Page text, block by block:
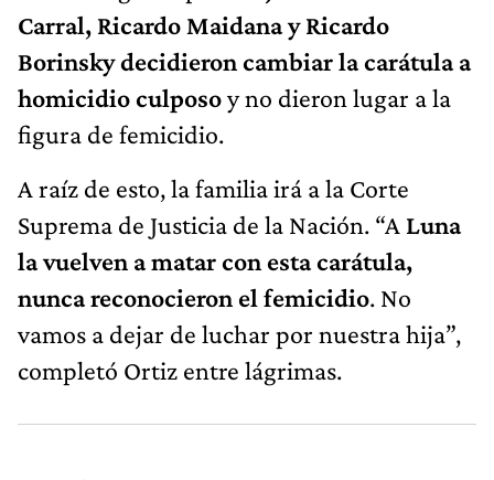
Carral, Ricardo Maidana y Ricardo
Borinsky decidieron cambiar la carátula a
homicidio culposoy no dieron lugar a la
figura de femicidio.
A raíz de esto, la familia irá a la Corte
Suprema de Justicia de la Nación. “A Luna
la vuelven a matar con esta carátula,
nunca reconocieron el femicidio. No
vamos a dejar de luchar por nuestra hija”,
completó Ortiz entre lágrimas.